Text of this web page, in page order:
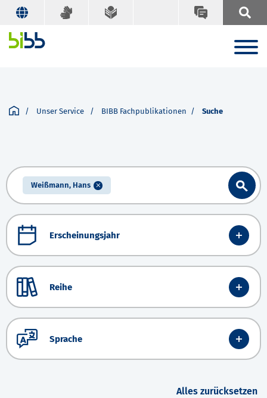
Unser Service BIBB Fachpublikationen Suche
Weißmann, Hans
Erscheinungsjahr
Reihe
Sprache
Alles zurücksetzen